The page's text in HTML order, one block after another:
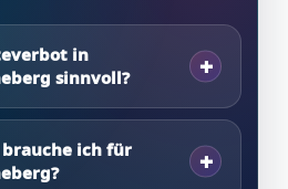
in
sinnvoll?
ich für